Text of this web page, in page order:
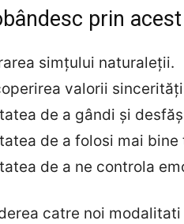
prin
simțului naturaleții.
valorii
de a gândi și
de a folosi mai
de a ne controla
catre noi